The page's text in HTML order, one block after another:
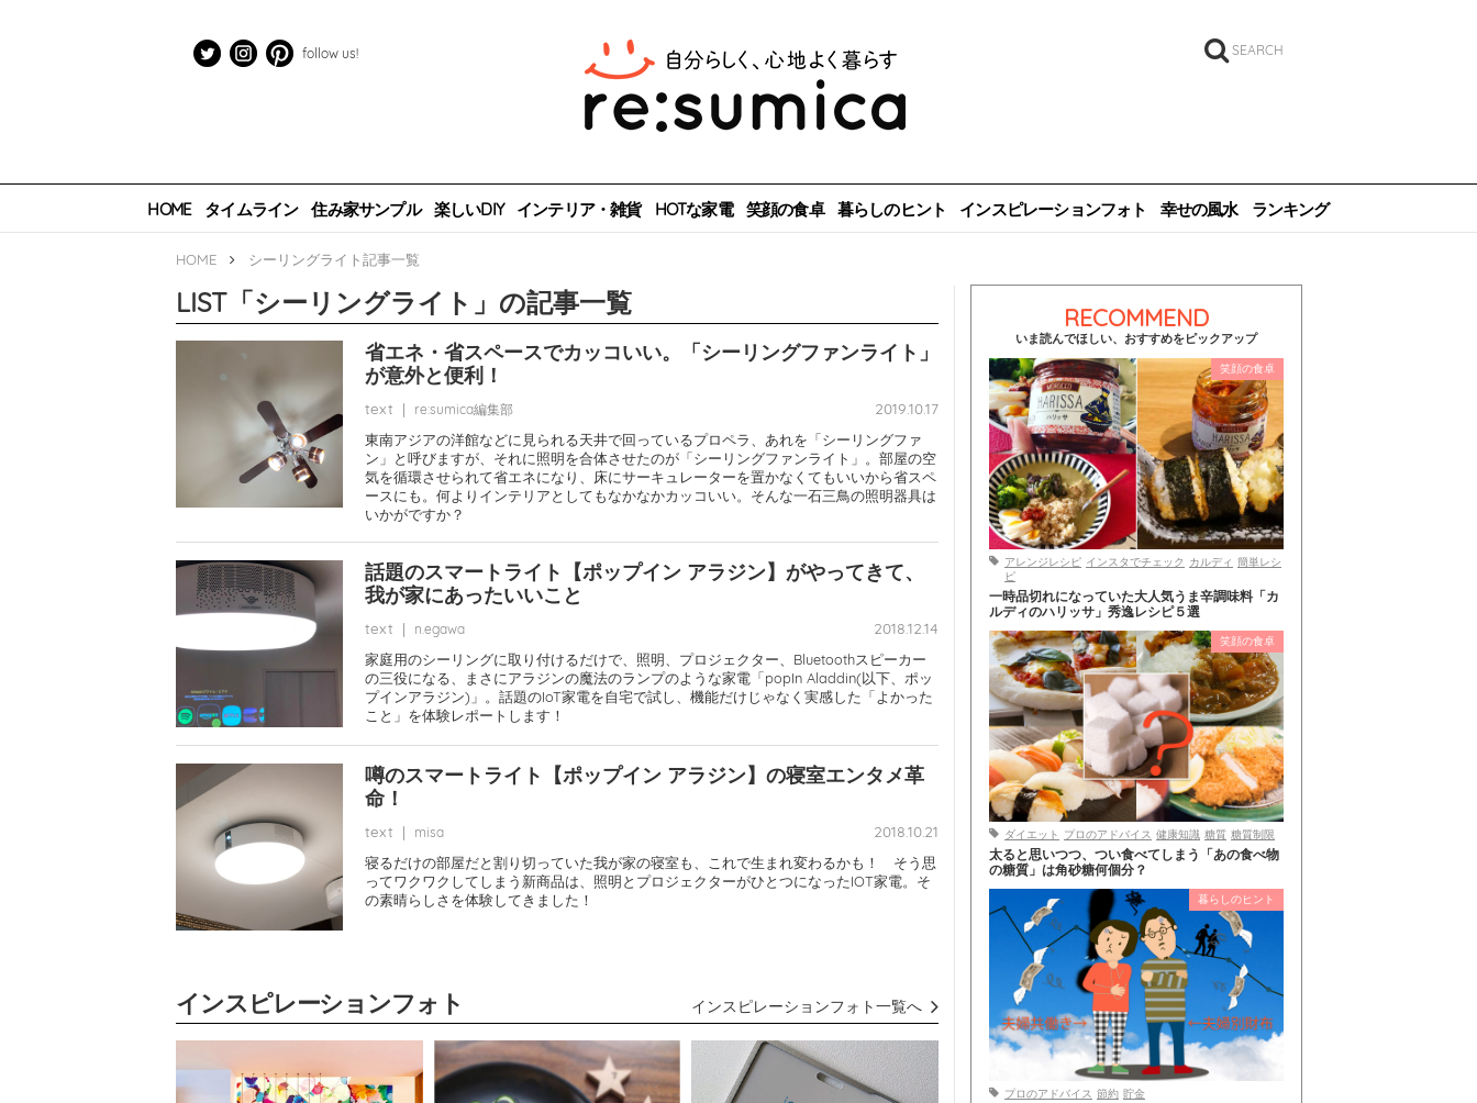
follow us! SEARCH
HOME タイムライン 住み家サンプル 楽しいDIY インテリア・雑貨 HOTな家電 笑顔の食卓 暮らしのヒント インスピレーションフォト 幸せの風水 ランキング
HOME シーリングライト記事一覧
LIST 「シーリングライト 」の記事一覧
省エネ・省スペースでカッコいい。「シーリングファンライト」
が意外と便利！
text | re:sumica編集部 2019.10.17
東南アジアの洋館などに見られる天井で回っているプロペラ、あれを「シーリングファ
ン」と呼びますが、それに照明を合体させたのが「シーリングファンライト」。部屋の空
気を循環させられて省エネになり、床にサーキュレーターを置かなくてもいいから省スペ
ースにも。何よりインテリアとしてもなかなかカッコいい。そんな一石三鳥の照明器具は
いかがですか？
話題のスマートライト【ポップイン アラジン】がやってきて、
我が家にあったいいこと
text | n.egawa 2018.12.14
家庭用のシーリングに取り付けるだけで、照明、プロジェクター、Bluetoothスピーカー
の三役になる、まさにアラジンの魔法のランプのような家電「popIn Aladdin(以下、ポッ
プインアラジン)」。話題のIoT家電を自宅で試し、機能だけじゃなく実感した「よかった
こと」を体験レポートします！
噂のスマートライト【ポップイン アラジン】の寝室エンタメ革
命！
text | misa 2018.10.21
寝るだけの部屋だと割り切っていた我が家の寝室も、これで生まれ変わるかも！ そう思
ってワクワクしてしまう新商品は、照明とプロジェクターがひとつになったIOT家電。そ
の素晴らしさを体験してきました！
インスピレーションフォト インスピレーションフォト一覧へ
RECOMMEND
いま読んでほしい、おすすめをピックアップ
笑顔の食卓
アレンジレシピ インスタでチェック カルディ 簡単レシ
ピ
一時品切れになっていた大人気うま辛調味料「カ
ルディのハリッサ」秀逸レシピ５選
笑顔の食卓
ダイエット プロのアドバイス 健康知識 糖質 糖質制限
太ると思いつつ、つい食べてしまう「あの食べ物
の糖質」は角砂糖何個分？
暮らしのヒント
プロのアドバイス 節約 貯金